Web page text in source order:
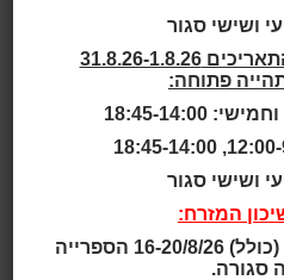
ושישי סגור
חודש אוגוסט- בין התאריכים 31.8.26-1.8.26
פתוחה:
18:45-14:00
ושישי סגור
המזרח:
בימים ראשון עד חמישי (כולל) 16-20/8/26 הספרייה
סגורה.